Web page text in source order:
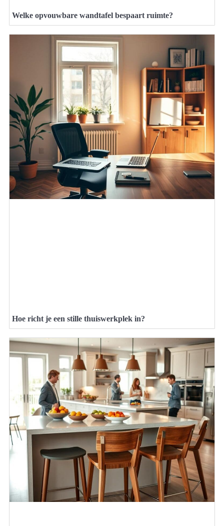
Welke opvouwbare wandtafel bespaart ruimte?
Hoe richt je een stille thuiswerkplek in?